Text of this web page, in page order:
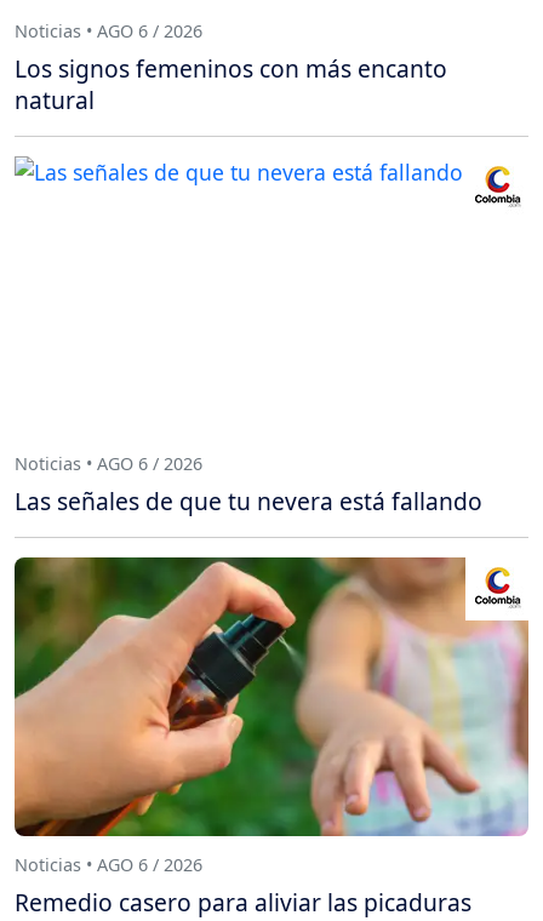
Noticias • AGO 6 / 2026
Los signos femeninos con más encanto
natural
Noticias • AGO 6 / 2026
Las señales de que tu nevera está fallando
Noticias • AGO 6 / 2026
Remedio casero para aliviar las picaduras